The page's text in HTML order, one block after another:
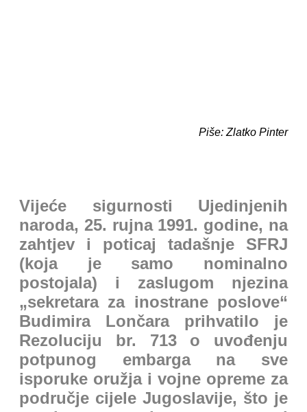
Piše: Zlatko Pinter
Vijeće sigurnosti Ujedinjenih
naroda, 25. rujna 1991. godine, na
zahtjev i poticaj tadašnje SFRJ
(koja je samo nominalno
postojala) i zaslugom njezina
„sekretara za inostrane poslove“
Budimira Lončara prihvatilo je
Rezoluciju br. 713 o uvođenju
potpunog embarga na sve
isporuke oružja i vojne opreme za
područje cijele Jugoslavije, što je